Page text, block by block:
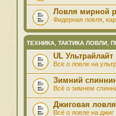
Ловля мирной
Фидерная ловля,
ТЕХНИКА, ТАКТИКА ЛОВЛИ,
UL Ультрайлайт
Все о ловле на
Зимний
Всё о зимнем
Джиговая ловля
Всё о ловле на джиг